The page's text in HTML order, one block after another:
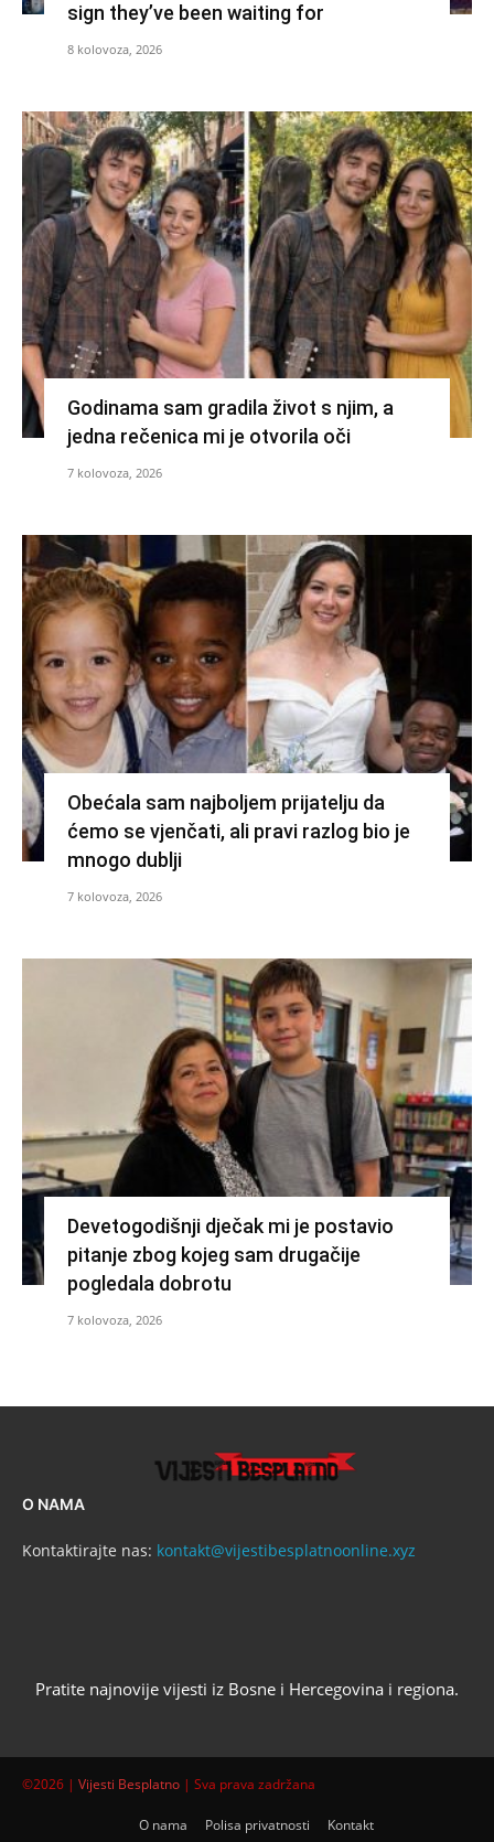
sign they’ve been waiting for
8 kolovoza, 2026
Godinama sam gradila život s njim, a
jedna rečenica mi je otvorila oči
7 kolovoza, 2026
Obećala sam najboljem prijatelju da
ćemo se vjenčati, ali pravi razlog bio je
mnogo dublji
7 kolovoza, 2026
Devetogodišnji dječak mi je postavio
pitanje zbog kojeg sam drugačije
pogledala dobrotu
7 kolovoza, 2026
O NAMA
Kontaktirajte nas: kontakt@vijestibesplatnoonline.xyz
Pratite najnovije vijesti iz Bosne i Hercegovina i regiona.
©2026 | Vijesti Besplatno | Sva prava zadržana
O nama Polisa privatnosti Kontakt